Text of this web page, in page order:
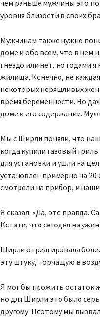
чем раньше мужчины это
уровня близости в своих
Мужчинам также нужно
доме и обо всем, что в нем
гнездо или нет, но годами
жилища. Конечно, не
некоторых неряшливых
время беременности. Но
доме и его содержании.
Мы с Ширли поняли, что
когда купили газовый
для установки и ушли на
установлен примерно на
смотрели на прибор, и
Я сказал: «Да, это правда.
Кстати, что сегодня на
Ширли отреагировала
эту штуку, торчащую в
Я мог бы прожить остаток
но для Ширли это было
другому. Поэтому мы